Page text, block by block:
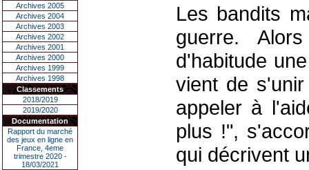
Archives 2005
Archives 2004
Archives 2003
Archives 2002
Archives 2001
Archives 2000
Archives 1999
Archives 1998
Classements
2018/2019
2019/2020
Documentation
Rapport du marché
des jeux en ligne en
France, 4eme
trimestre 2020 -
18/03/2021
Les bandits
guerre.
d'habitude
vient de
appeler à
plus !",
qui décrivent